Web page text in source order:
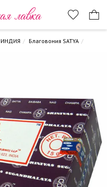
лавка
ИНДИЯ Благовония SATYA